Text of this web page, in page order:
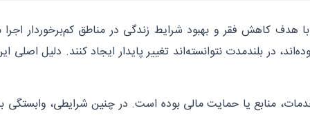
کاهش فقر و بهبود شرایط زندگی در مناطق کم‌برخوردار اجرا
در بلندمدت نتوانسته‌اند تغییر پایدار ایجاد کنند. دلیل
منابع یا حمایت مالی بوده است. در چنین شرایطی، وابستگی